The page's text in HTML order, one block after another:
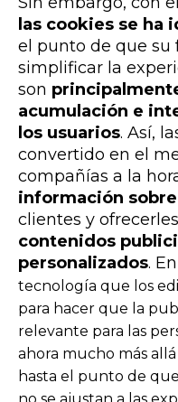
las cookies se ha
el punto de que su
simplificar la
son
acumulación e
los usuarios. Así,
convertido en el
compañías a la
información
clientes y
contenidos
personalizados.
tecnología que los
para hacer que la
relevante para las
ahora mucho más
hasta el punto de